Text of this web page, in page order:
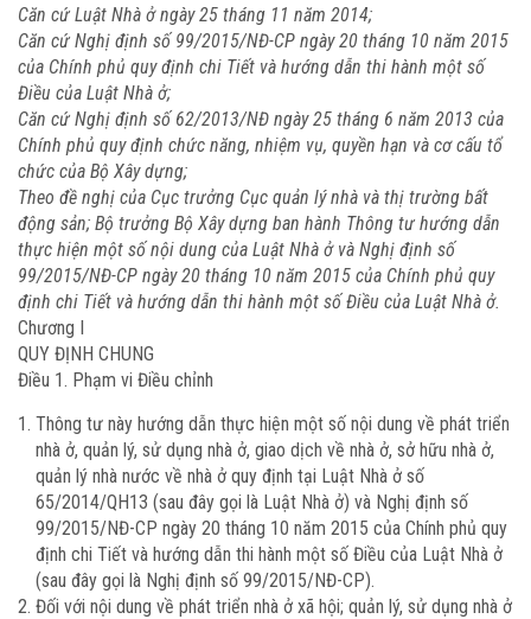
Căn cứ Luật Nhà ở ngày 25 tháng 11 năm 2014;
Căn cứ Nghị định số 99/2015/NĐ-CP ngày 20 tháng 10 năm 2015
của Chính phủ quy định chi Tiết và hướng dẫn thi hành một số
Điều của Luật Nhà ở;
Căn cứ Nghị định số 62/2013/NĐ ngày 25 tháng 6 năm 2013 của
Chính phủ quy định chức năng, nhiệm vụ, quyền hạn và cơ cấu tổ
chức của Bộ Xây dựng;
Theo đề nghị của Cục trưởng Cục quản lý nhà và thị trường bất
động sản; Bộ trưởng Bộ Xây dựng ban hành Thông tư hướng dẫn
thực hiện một số nội dung của Luật Nhà ở và Nghị định số
99/2015/NĐ-CP ngày 20 tháng 10 năm 2015 của Chính phủ quy
định chi Tiết và hướng dẫn thi hành một số Điều của Luật Nhà ở.
Chương I
QUY ĐỊNH CHUNG
Điều 1. Phạm vi Điều chỉnh
Thông tư này hướng dẫn thực hiện một số nội dung về phát triển
nhà ở, quản lý, sử dụng nhà ở, giao dịch về nhà ở, sở hữu nhà ở,
quản lý nhà nước về nhà ở quy định tại Luật Nhà ở số
65/2014/QH13 (sau đây gọi là Luật Nhà ở) và Nghị định số
99/2015/NĐ-CP ngày 20 tháng 10 năm 2015 của Chính phủ quy
định chi Tiết và hướng dẫn thi hành một số Điều của Luật Nhà ở
(sau đây gọi là Nghị định số 99/2015/NĐ-CP).
Đối với nội dung về phát triển nhà ở xã hội; quản lý, sử dụng nhà ở